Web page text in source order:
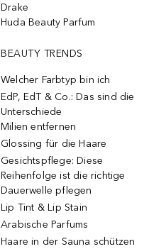
Drake
Huda Beauty Parfum
BEAUTY TRENDS
Welcher Farbtyp bin ich
EdP, EdT & Co.: Das sind die
Unterschiede
Milien entfernen
Glossing für die Haare
Gesichtspflege: Diese
Reihenfolge ist die richtige
Dauerwelle pflegen
Lip Tint & Lip Stain
Arabische Parfums
Haare in der Sauna schützen